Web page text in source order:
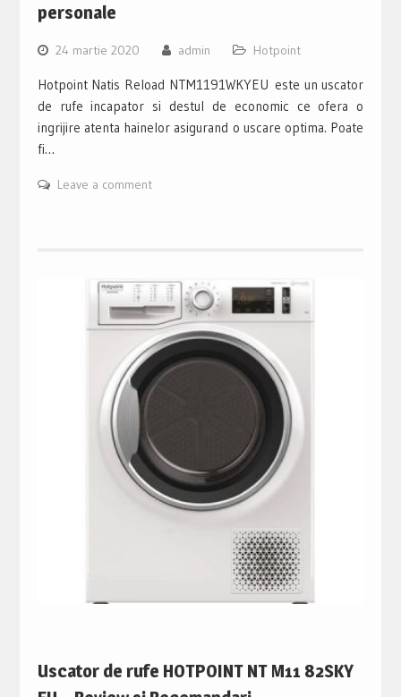
personale
24 martie 2020 admin Hotpoint
Hotpoint Natis Reload NTM1191WKYEU este un uscator
de rufe incapator si destul de economic ce ofera o
ingrijire atenta hainelor asigurand o uscare optima. Poate
fi…
Leave a comment
Uscator de rufe HOTPOINT NT M11 82SKY